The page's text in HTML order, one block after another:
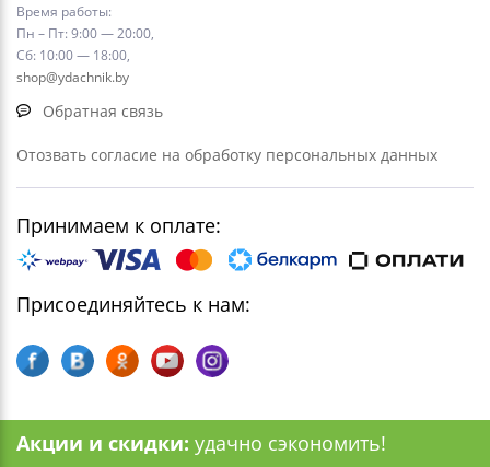
Время работы:
Пн – Пт: 9:00 — 20:00,
Сб: 10:00 — 18:00,
shop@ydachnik.by
Обратная связь
Отозвать согласие на обработку персональных данных
Принимаем к оплате:
Присоединяйтесь к нам:
Акции и скидки: удачно сэкономить!